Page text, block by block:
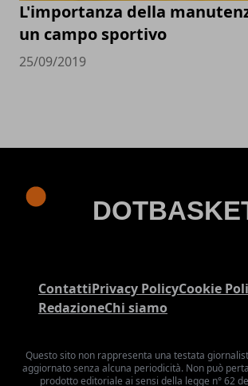
L'importanza della
un campo sportivo
25/09/2019
ContattiPrivacy PolicyCookie
RedazioneChi siamo
Questo sito non rappresenta una testata
aggiornato senza alcuna periodicità. Non può
prodotto editoriale ai sensi della legge n° 62